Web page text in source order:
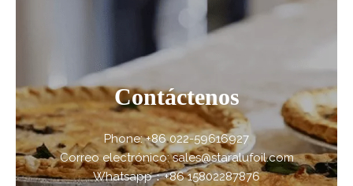
Contáctenos
Phone: +86 022-59616927
Correo electrónico: sales@staralufoil.com
Whatsapp：+86 15802287876